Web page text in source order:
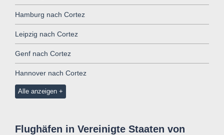
Hamburg nach Cortez
Leipzig nach Cortez
Genf nach Cortez
Hannover nach Cortez
Alle anzeigen
Flughäfen in Vereinigte Staaten von